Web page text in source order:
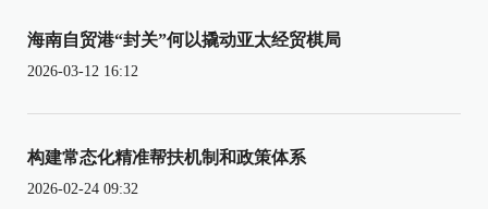
海南自贸港“封关”何以撬动亚太经贸棋局
2026-03-12 16:12
构建常态化精准帮扶机制和政策体系
2026-02-24 09:32